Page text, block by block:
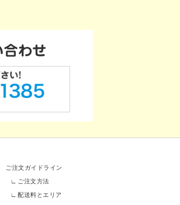
ご注文ガイドライン
ご注文方法
配送料とエリア